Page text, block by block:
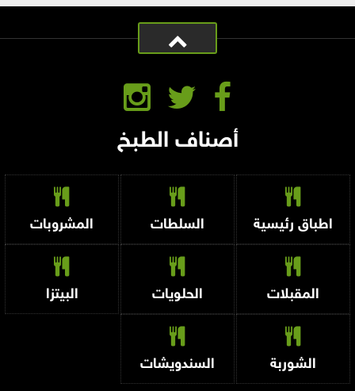
أصناف الطبخ
اطباق رئيسية السلطات المشروبات
المقبلات الحلويات البيتزا
الشوربة السندويشات